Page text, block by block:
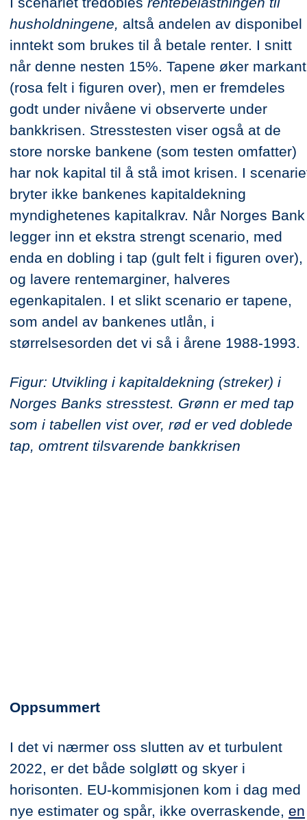
husholdningene, altså andelen av disponibel
inntekt som brukes til å betale renter. I snitt
når denne nesten 15%. Tapene øker markant
(rosa felt i figuren over), men er fremdeles
godt under nivåene vi observerte under
bankkrisen. Stresstesten viser også at de
store norske bankene (som testen omfatter)
har nok kapital til å stå imot krisen. I
bryter ikke bankenes kapitaldekning
myndighetenes kapitalkrav. Når Norges Bank
legger inn et ekstra strengt scenario, med
enda en dobling i tap (gult felt i figuren over),
og lavere rentemarginer, halveres
egenkapitalen. I et slikt scenario er tapene,
som andel av bankenes utlån, i
størrelsesorden det vi så i årene 1988-1993.
Figur: Utvikling i kapitaldekning (streker) i
Norges Banks stresstest. Grønn er med tap
som i tabellen vist over, rød er ved doblede
tap, omtrent tilsvarende bankkrisen
Oppsummert
I det vi nærmer oss slutten av et turbulent
2022, er det både solgløtt og skyer i
horisonten. EU-kommisjonen kom i dag med
nye estimater og spår, ikke overraskende, en